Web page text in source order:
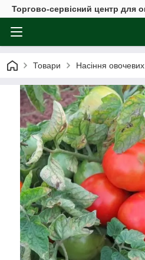
Торгово-сервісний центр для
Товари Насіння